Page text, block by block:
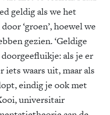
geldig als we het
‘groen’, hoewel we
gezien. ‘Geldige
als je er
waars uit, maar als
eindig je ook met
universitair